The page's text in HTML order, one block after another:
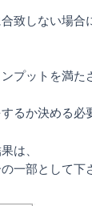
致しない場合
プットを満た
るか決める必
は、
一部として下